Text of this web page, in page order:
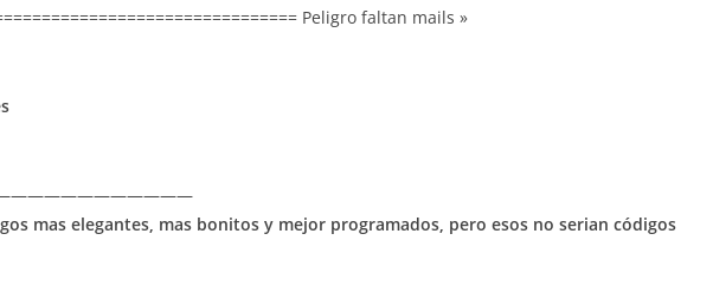
Peligro faltan mails »
mas elegantes, mas bonitos y mejor programados, pero esos no serian códigos